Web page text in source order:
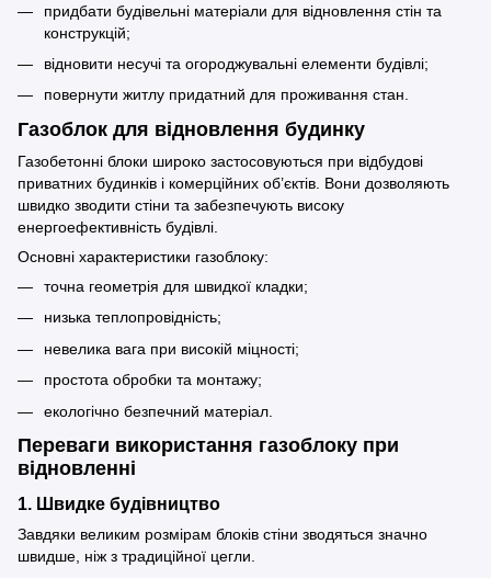
придбати будівельні матеріали для відновлення стін та
конструкцій;
відновити несучі та огороджувальні елементи будівлі;
повернути житлу придатний для проживання стан.
Газоблок для відновлення будинку
Газобетонні блоки широко застосовуються при відбудові
приватних будинків і комерційних об’єктів. Вони дозволяють
швидко зводити стіни та забезпечують високу
енергоефективність будівлі.
Основні характеристики газоблоку:
точна геометрія для швидкої кладки;
низька теплопровідність;
невелика вага при високій міцності;
простота обробки та монтажу;
екологічно безпечний матеріал.
Переваги використання газоблоку при
відновленні
1. Швидке будівництво
Завдяки великим розмірам блоків стіни зводяться значно
швидше, ніж з традиційної цегли.